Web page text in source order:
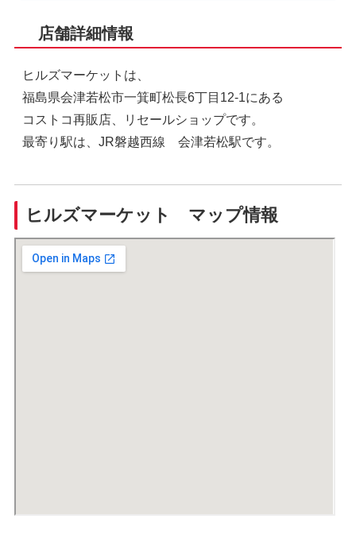
店舗詳細情報
ヒルズマーケットは、
福島県会津若松市一箕町松長6丁目12-1にある
コストコ再販店、リセールショップです。
最寄り駅は、JR磐越西線 会津若松駅です。
ヒルズマーケット マップ情報